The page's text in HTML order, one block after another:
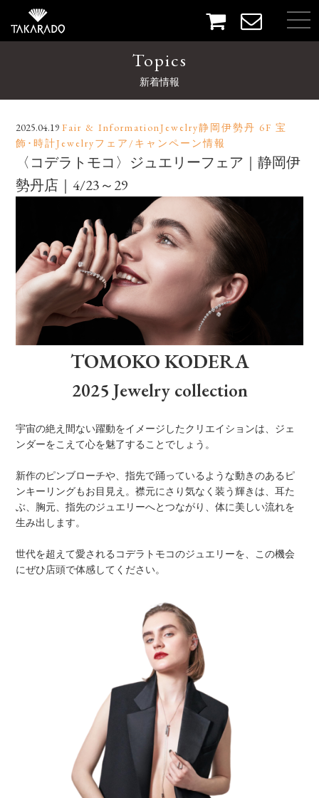
Topics
新着情報
2025.04.19Fair & InformationJewelry静岡伊勢丹 6F 宝
飾･時計Jewelryフェア/キャンペーン情報
〈コデラトモコ〉ジュエリーフェア｜静岡伊
勢丹店｜4/23～29
TOMOKO KODERA
2025 Jewelry collection
宇宙の絶え間ない躍動をイメージしたクリエイションは、ジェ
ンダーをこえて心を魅了することでしょう。
新作のピンブローチや、指先で踊っているような動きのあるピ
ンキーリングもお目見え。襟元にさり気なく装う輝きは、耳た
ぶ、胸元、指先のジュエリーへとつながり、体に美しい流れを
生み出します。
世代を超えて愛されるコデラトモコのジュエリーを、この機会
にぜひ店頭で体感してください。